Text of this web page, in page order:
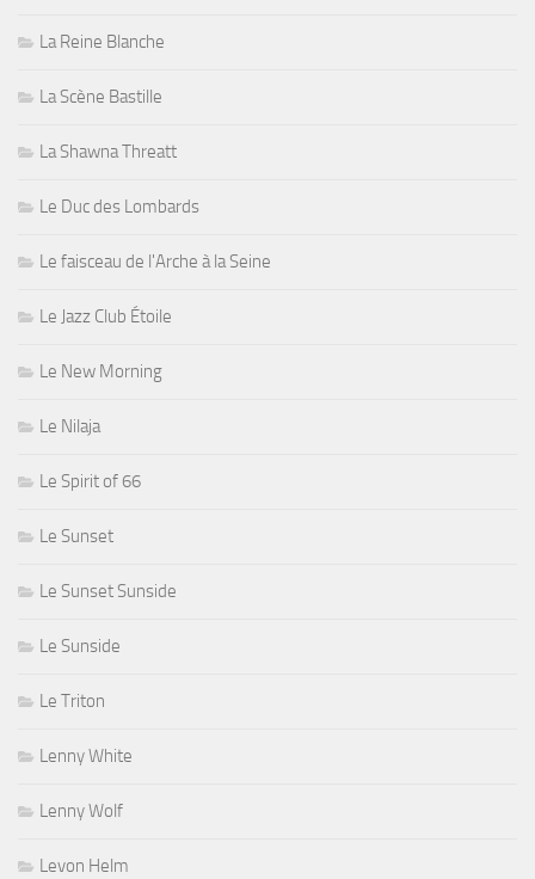
La Reine Blanche
La Scène Bastille
La Shawna Threatt
Le Duc des Lombards
Le faisceau de l'Arche à la Seine
Le Jazz Club Étoile
Le New Morning
Le Nilaja
Le Spirit of 66
Le Sunset
Le Sunset Sunside
Le Sunside
Le Triton
Lenny White
Lenny Wolf
Levon Helm